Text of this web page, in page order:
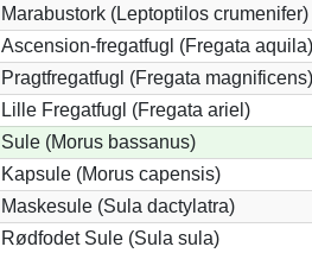
Marabustork (Leptoptilos crumenifer)
Ascension-fregatfugl (Fregata aquila)
Pragtfregatfugl (Fregata magnificens)
Lille Fregatfugl (Fregata ariel)
Sule (Morus bassanus)
Kapsule (Morus capensis)
Maskesule (Sula dactylatra)
Rødfodet Sule (Sula sula)